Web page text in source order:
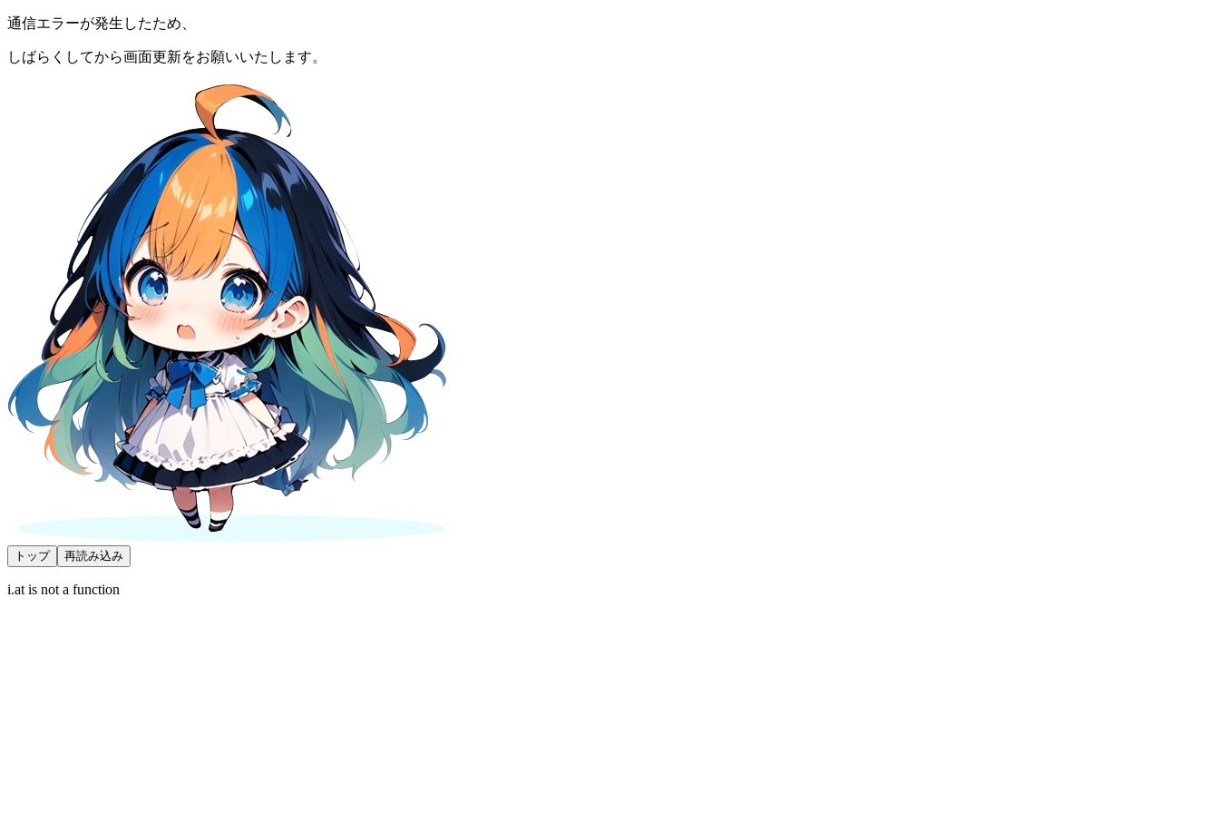
通信エラーが発生したため、
しばらくしてから画面更新をお願いいたします。
トップ 再読み込み
i.at is not a function